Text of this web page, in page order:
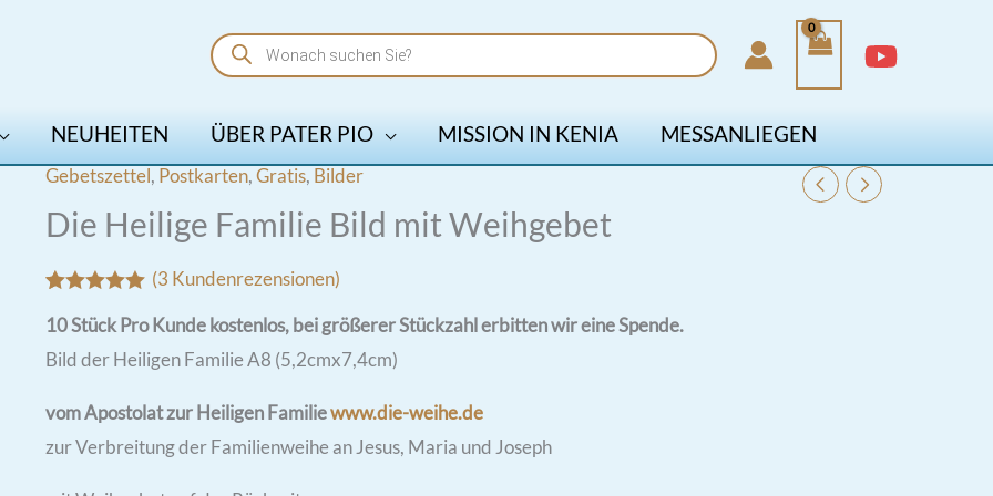
Products
search
NEUHEITEN ÜBER PATER PIO MISSION IN KENIA MESSANLIEGEN
Gebetszettel, Postkarten,Gratis, Bilder
Die Heilige Familie Bild mit Weihgebet
5.00von 5,
auf
(3 Kundenrezensionen)
10 Stück Pro Kunde kostenlos, bei größerer Stückzahl erbitten wir eine Spende.
Bild der Heiligen Familie A8 (5,2cmx7,4cm)
vom Apostolat zur Heiligen Familiewww.die-weihe.de
zur Verbreitung der Familienweihe an Jesus, Maria und Joseph